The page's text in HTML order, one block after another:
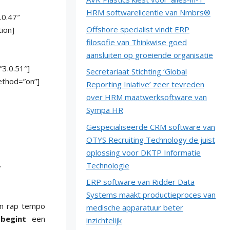
rap tempo
begint een
HRM softwarelicentie van Nmbrs®
Offshore specialist vindt ERP
filosofie van Thinkwise goed
aansluiten op groeiende organisatie
Secretariaat Stichting ‘Global
Reporting Iniative’ zeer tevreden
over HRM maatwerksoftware van
Sympa HR
Gespecialiseerde CRM software van
OTYS Recruiting Technology de juist
oplossing voor DKTP Informatie
Technologie
ERP software van Ridder Data
Systems maakt productieproces van
medische apparatuur beter
inzichtelijk